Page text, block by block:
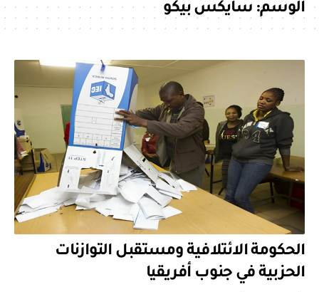
الوسم:سايكس بيكو
الحكومة الائتلافية ومستقبل التوازنات
الحزبية في جنوب أفريقيا